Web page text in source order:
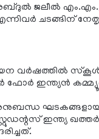
ജലീല്‍ എം.എം.,
ചടങ്ങിന്
വർഷത്തിൽ സ്‌കൂൾ
ഫോർ ഇന്ത്യൻ
ഘടകങ്ങളായ
ഇന്ത്യ